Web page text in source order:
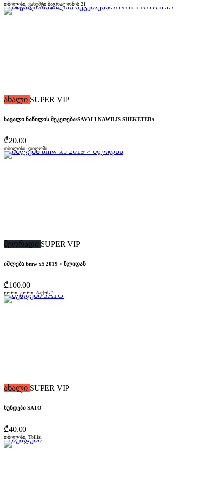
თბილისი, ვახუშტი ბაგრატიონის 21
ახალი SUPER VIP
სავალი ნაწილის შეკეთება/SAVALI NAWILIS SHEKETEBA
₾20.00
თბილისი, დიღომი
მეორადი SUPER VIP
იშლება bmw x5 2019 > წლიდან
₾100.00
გორი, გორი, ბაქოს 2
ახალი SUPER VIP
ხუნდები SATO
₾40.00
თბილისი, Tbilisi